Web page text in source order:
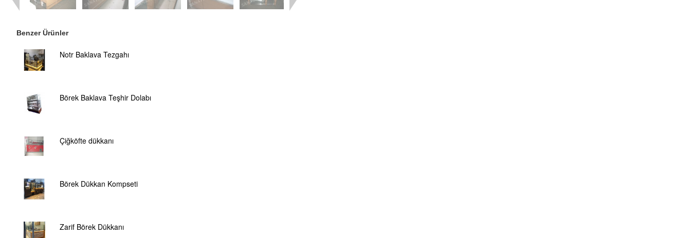
Benzer Ürünler
Notr Baklava Tezgahı
Börek Baklava Teşhir Dolabı
Çiğköfte dükkanı
Börek Dükkan Kompseti
Zarif Börek Dükkanı